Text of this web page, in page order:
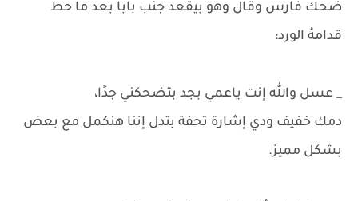
ضحك فارس وقال وهو بيقعد جنب بابا بعد ما حط
قدامهُ الورد:
_ عسل والله إنت ياعمي بجد بتضحكني جدًا،
دمك خفيف ودي إشارة تحفة بتدل إننا هنكمل مع بعض
بشكل مميز.